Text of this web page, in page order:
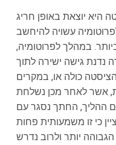
היא יוצאת באופן חריג
עשויה להיחשב
במהלך לפרוטומיה,
נדנת גישה ישירה לתוך
כולה או, במקרים
אשר לאחר מכן נשלחת
ההליך, החתך נסגר עם
כי זו משמעותית פחות
יותר ולרוב נדרש